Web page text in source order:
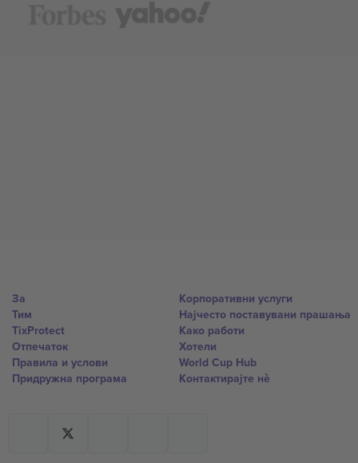
За
Тим
TixProtect
Отпечаток
Правила и услови
Придружна програма
Корпоративни услуги
Најчесто поставувани прашања
Како работи
Хотели
World Cup Hub
Контактирајте нѐ